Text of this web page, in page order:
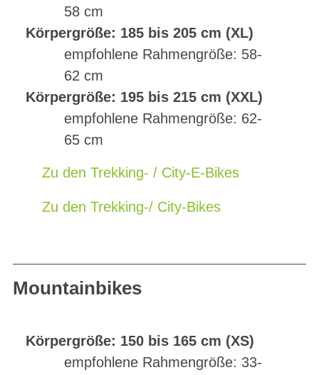
58 cm
Körpergröße: 185 bis 205 cm (XL)
empfohlene Rahmengröße: 58-
62 cm
Körpergröße: 195 bis 215 cm (XXL)
empfohlene Rahmengröße: 62-
65 cm
Zu den Trekking- / City-E-Bikes
Zu den Trekking-/ City-Bikes
Mountainbikes
Körpergröße: 150 bis 165 cm (XS)
empfohlene Rahmengröße: 33-